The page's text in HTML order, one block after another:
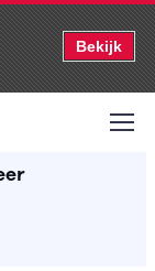
Bekijk